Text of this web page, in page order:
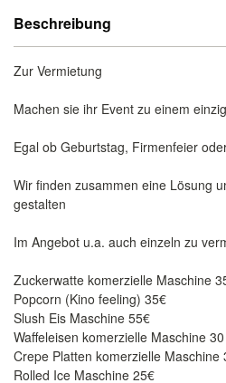
Beschreibung
Zur Vermietung
Machen sie ihr Event zu einem
Egal ob Geburtstag, Firmenfeier
Wir finden zusammen eine Lösung
gestalten
Im Angebot u.a. auch einzeln zu
Zuckerwatte komerzielle Maschine
Popcorn (Kino feeling) 35€
Slush Eis Maschine 55€
Waffeleisen komerzielle Maschine
Crepe Platten komerzielle Maschine
Rolled Ice Maschine 25€